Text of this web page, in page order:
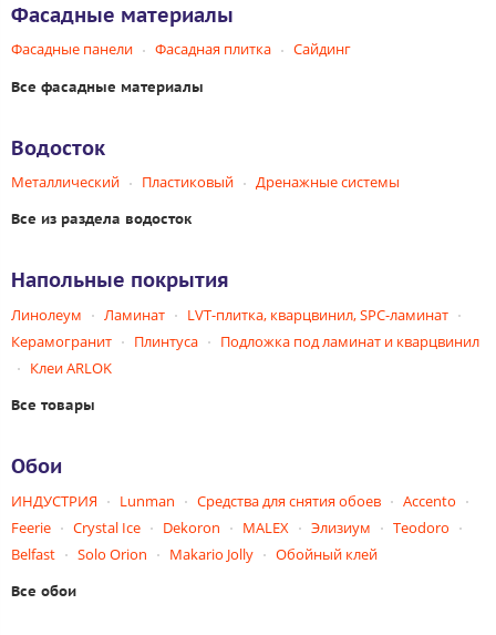
Фасадные материалы
Фасадные панели Фасадная плитка Сайдинг
Все фасадные материалы
Водосток
Металлический Пластиковый Дренажные системы
Все из раздела водосток
Напольные покрытия
Линолеум Ламинат
LVT-плитка, кварцвинил, SPC-ламинат
Керамогранит
Плинтуса
Подложка под ламинат и кварцвинил
Клеи ARLOK
Все товары
Обои
ИНДУСТРИЯ Lunman Средства для снятия обоев
Accento
Feerie
Crystal Ice Dekoron MALEX Элизиум
Teodoro
Belfast
Solo Orion Makario Jolly Обойный клей
Все обои